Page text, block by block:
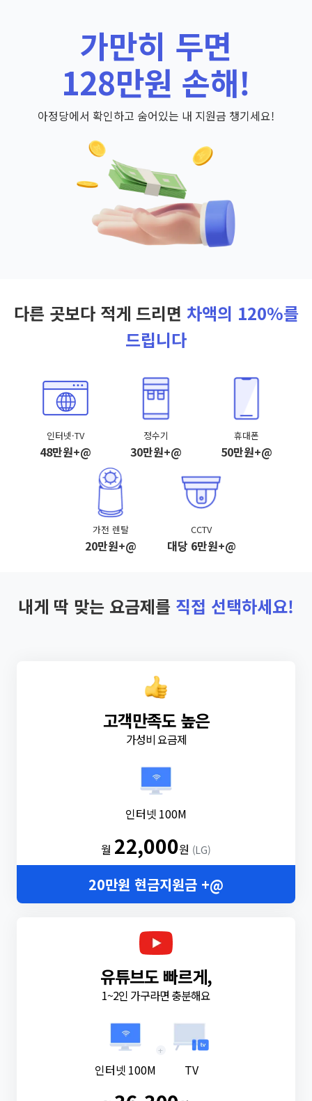
가만히 두면
128만원 손해!
아정당에서 확인하고 숨어있는 내 지원금 챙기세요!
다른 곳보다 적게 드리면 차액의 120%를
드립니다
인터넷·TV
48만원+@
정수기
30만원+@
휴대폰
50만원+@
가전 렌탈
20만원+@
CCTV
대당 6만원+@
내게 딱 맞는 요금제를 직접 선택하세요!
고객만족도 높은
가성비 요금제
인터넷 100M
월 22,000원 (LG)
20만원 현금지원금 +@
유튜브도 빠르게,
1~2인 가구라면 충분해요
인터넷 100M
+
TV